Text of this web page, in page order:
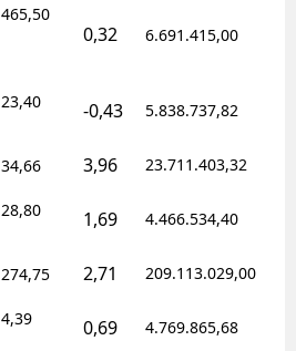
465,50
0,32 6.691.415,00
23,40 -0,43 5.838.737,82
34,66 3,96 23.711.403,32
28,80 1,69 4.466.534,40
274,75 2,71 209.113.029,00
4,39 0,69 4.769.865,68